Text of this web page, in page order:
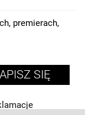
premierach,
SIĘ